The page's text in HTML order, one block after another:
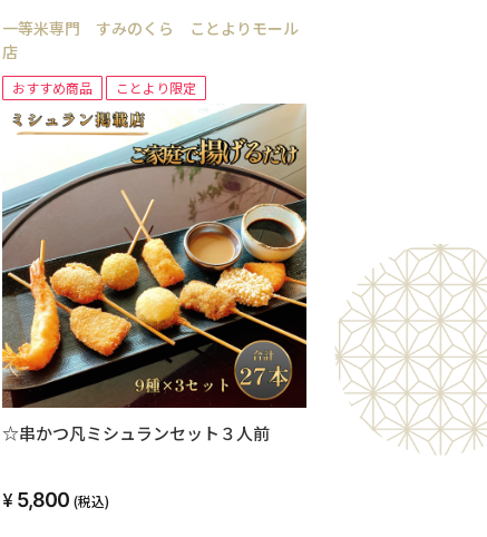
一等米専門 すみのくら ことよりモール
店
おすすめ商品 ことより限定
☆串かつ凡ミシュランセット３人前
5,800 (税込)